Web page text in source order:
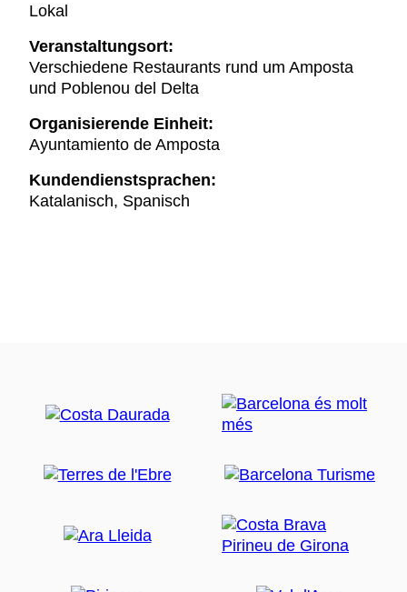
Lokal
Veranstaltungsort:
Verschiedene Restaurants rund um Amposta
und Poblenou del Delta
Organisierende Einheit:
Ayuntamiento de Amposta
Kundendienstsprachen:
Katalanisch, Spanisch